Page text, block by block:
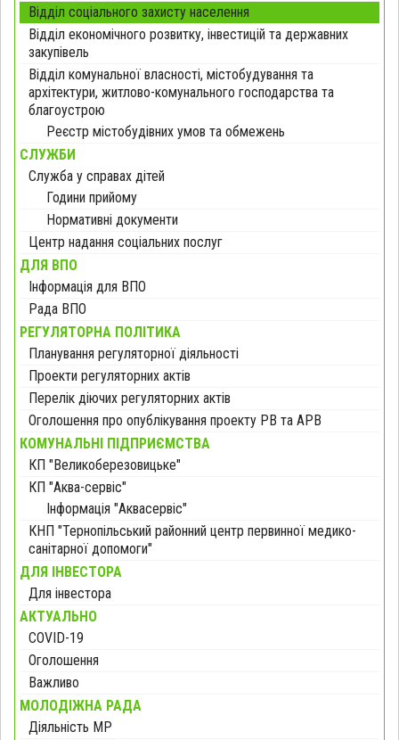
Відділ соціального захисту населення
Відділ економічного розвитку, інвестицій та державних
закупівель
Відділ комунальної власності, містобудування та
архітектури, житлово-комунального господарства та
благоустрою
Реєстр містобудівних умов та обмежень
СЛУЖБИ
Служба у справах дітей
Години прийому
Нормативні документи
Центр надання соціальних послуг
ДЛЯ ВПО
Інформація для ВПО
Рада ВПО
РЕГУЛЯТОРНА ПОЛІТИКА
Планування регуляторної діяльності
Проекти регуляторних актів
Перелік діючих регуляторних актів
Оголошення про опублікування проекту РВ та АРВ
КОМУНАЛЬНІ ПІДПРИЄМСТВА
КП "Великоберезовицьке"
КП "Аква-сервіс"
Інформація "Аквасервіс"
КНП "Тернопільський районний центр первинної медико-
санітарної допомоги"
ДЛЯ ІНВЕСТОРА
Для інвестора
АКТУАЛЬНО
COVID-19
Оголошення
Важливо
МОЛОДІЖНА РАДА
Діяльність МР